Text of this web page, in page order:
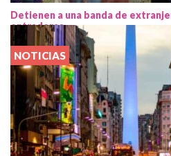
Detienen a una banda de
entraderas
NOTICIAS